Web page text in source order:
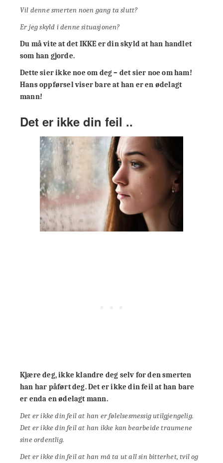
Vil denne smerten noen gang ta slutt?
Er jeg skyld i denne situasjonen?
Du må vite at det IKKE er din skyld at han handlet
som han gjorde.
Dette sier ikke noe om deg – det sier noe om ham!
Hans oppførsel viser bare at han er en ødelagt
mann!
Det er ikke din feil ..
Kjære deg, ikke klandre deg selv for den smerten
han har påført deg. Det er ikke din feil at han bare
er enda en ødelagt mann.
Det er ikke din feilat han er følelsesmessig utilgjengelig.
Det er ikke din feil at han ikke kan bearbeide traumene
sine ordentlig.
Det er ikke din feil at han må ta ut all sin bitterhet, tvil og